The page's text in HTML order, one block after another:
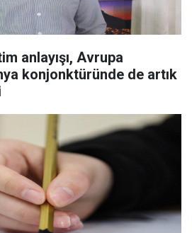
anlayışı, Avrupa
konjonktüründe de artık